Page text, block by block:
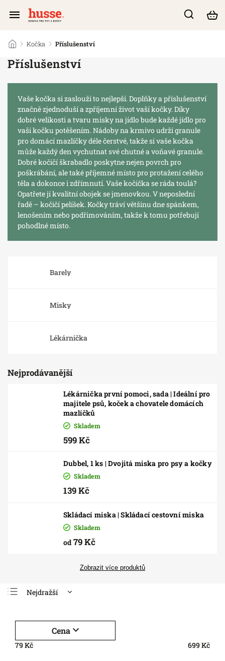
/ Kočka / Příslušenství
Příslušenství
Vaše kočka si zaslouží to nejlepší. Doplňky a příslušenství
značně zjednoduší a zpříjemní život vaší kočky. Díky
dobré velikosti a tvaru misky na jídlo bude každé jídlo pro
vaši kočku potěšením. Nádoby na krmivo udrží granule
pro domácí mazlíčky déle čerstvé, takže si vaše kočka
může každý den vychutnat své chutné a voňavé granule.
Dobré kočičí škrabadlo poskytne nejen povrch pro
poškrábání, ale také příjemné místo pro protažení celého
těla a dokonce i zdřímnutí. Vaše kočička se ráda toulá?
Opatřete jí kvalitní obojek se jmenovkou. V neposlední
řadě –⁠ kočičí pelíšek. Kočky tráví většinu dne spánkem,
lenošením nebo podřimováním, takže k tomu potřebují
pohodlné místo.
Barely
Misky
Lékárnička
Nejprodávanější
Lékárnička první pomoci, sada | Ideální pro
majitele psů, koček a chovatele domácích
mazlíčků
Skladem
599 Kč
Dubbel, 1 ks | Dvojitá miska pro psy a kočky
Skladem
139 Kč
Skládací miska | Skládací cestovní miska
Skladem
od 79 Kč
Zobrazit více produktů
Nejdražší
Nejprodávanější
Abecedně
Cena
79Kč 699Kč